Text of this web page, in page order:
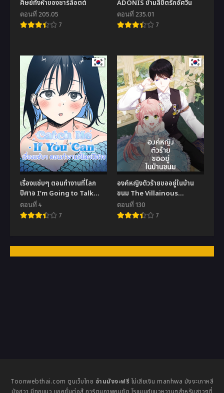
ศิษย์ทั้งห้าของชาร์ล็อตต์
ตอนที่ 205.05
7
ADONIS ข้ามลิขิตรักอัศวิน
ตอนที่ 235.01
7
เรื่องแซ่บๆ ตอนทำงานที่โลก
ปีศาจ I’m Going to Talk
About the Hell While
Working Part-Time
ตอนที่ 4
7
องค์หญิงตัวร้ายขออยู่ในบ้าน
ขนม The Villainous
Princess Wants to Live in a
Cookie House
ตอนที่ 130
7
Toonwebthai.com ตูนเว็บไทย อ่านมังงะฟรี ไม่เสียเงิน manhwa มังงะเกาหลี